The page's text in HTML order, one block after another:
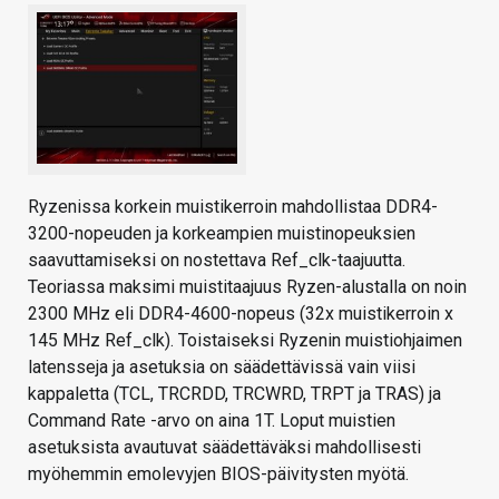
Ryzenissa korkein muistikerroin mahdollistaa DDR4-
3200-nopeuden ja korkeampien muistinopeuksien
saavuttamiseksi on nostettava Ref_clk-taajuutta.
Teoriassa maksimi muistitaajuus Ryzen-alustalla on noin
2300 MHz eli DDR4-4600-nopeus (32x muistikerroin x
145 MHz Ref_clk). Toistaiseksi Ryzenin muistiohjaimen
latensseja ja asetuksia on säädettävissä vain viisi
kappaletta (TCL, TRCRDD, TRCWRD, TRPT ja TRAS) ja
Command Rate -arvo on aina 1T. Loput muistien
asetuksista avautuvat säädettäväksi mahdollisesti
myöhemmin emolevyjen BIOS-päivitysten myötä.